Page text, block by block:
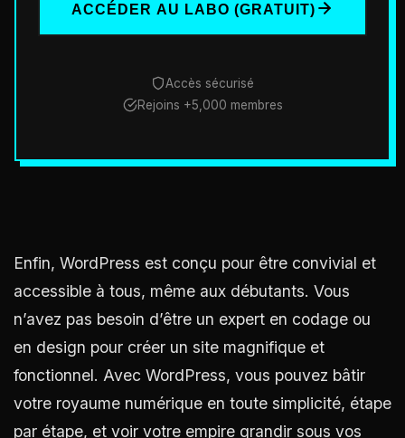
ACCÉDER AU LABO (GRATUIT)
Accès sécurisé
Rejoins +5,000 membres
Enfin, WordPress est conçu pour être convivial et
accessible à tous, même aux débutants. Vous
n’avez pas besoin d’être un expert en codage ou
en design pour créer un site magnifique et
fonctionnel. Avec WordPress, vous pouvez bâtir
votre royaume numérique en toute simplicité, étape
par étape, et voir votre empire grandir sous vos